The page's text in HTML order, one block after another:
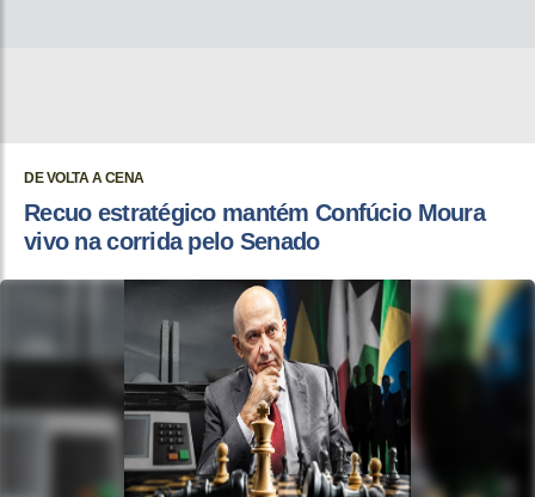
DE VOLTA A CENA
Recuo estratégico mantém Confúcio Moura
vivo na corrida pelo Senado